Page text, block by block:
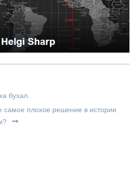
бухал.
самое плохое решение в истории